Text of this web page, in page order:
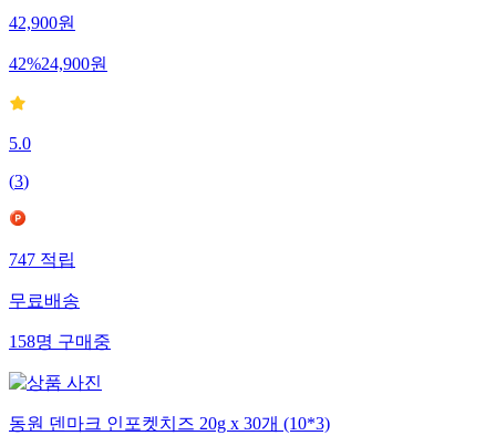
42,900원
42%24,900원
5.0
(3)
747적립
무료배송
158명구매중
동원 덴마크 인포켓치즈 20g x 30개 (10*3)